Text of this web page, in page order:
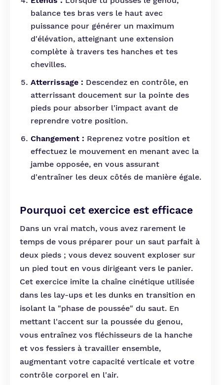
balance tes bras vers le haut avec
puissance pour générer un maximum
d'élévation, atteignant une extension
complète à travers tes hanches et tes
chevilles.
Atterrissage : Descendez en contrôle, en
atterrissant doucement sur la pointe des
pieds pour absorber l'impact avant de
reprendre votre position.
Changement : Reprenez votre position et
effectuez le mouvement en menant avec la
jambe opposée, en vous assurant
d'entraîner les deux côtés de manière égale.
Pourquoi cet exercice est efficace
Dans un vrai match, vous avez rarement le
temps de vous préparer pour un saut parfait à
deux pieds ; vous devez souvent exploser sur
un pied tout en vous dirigeant vers le panier.
Cet exercice imite la chaîne cinétique utilisée
dans les lay-ups et les dunks en transition en
isolant la "phase de poussée" du saut. En
mettant l'accent sur la poussée du genou,
vous entraînez vos fléchisseurs de la hanche
et vos fessiers à travailler ensemble,
augmentant votre capacité verticale et votre
contrôle corporel en l'air.